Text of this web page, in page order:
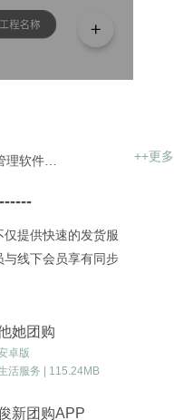
++更多
提供快速的发货服
线下会员享有同步
她团购
卓版
活服务 | 115.24MB
新团购APP